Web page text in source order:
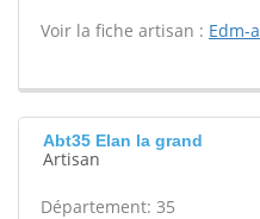
Voir la fiche artisan : Edm-
Abt35 Elan la grand
Artisan
Département: 35